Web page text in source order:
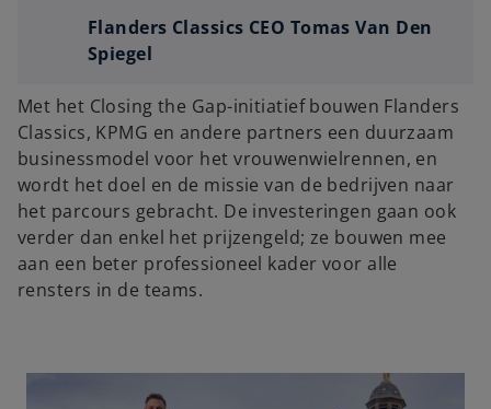
Flanders Classics CEO Tomas Van Den
Spiegel
Met het Closing the Gap-initiatief bouwen Flanders
Classics, KPMG en andere partners een duurzaam
businessmodel voor het vrouwenwielrennen, en
wordt het doel en de missie van de bedrijven naar
het parcours gebracht. De investeringen gaan ook
verder dan enkel het prijzengeld; ze bouwen mee
aan een beter professioneel kader voor alle
rensters in de teams.